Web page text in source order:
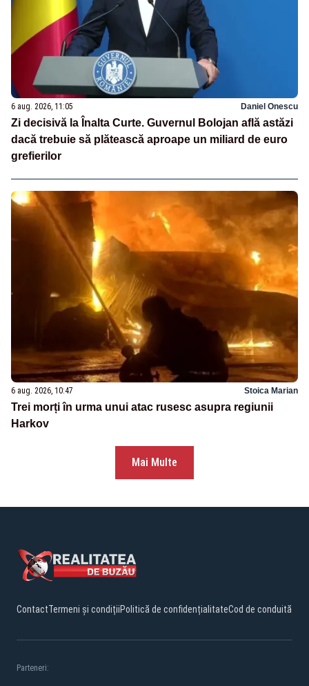
6 aug. 2026, 11:05 Daniel Onescu
Zi decisivă la Înalta Curte. Guvernul Bolojan află astăzi
dacă trebuie să plătească aproape un miliard de euro
grefierilor
6 aug. 2026, 10:47 Stoica Marian
Trei morți în urma unui atac rusesc asupra regiunii
Harkov
Mai Multe
ContactTermeni și condițiiPolitică de confidențialitateCod de conduită
Parteneri: